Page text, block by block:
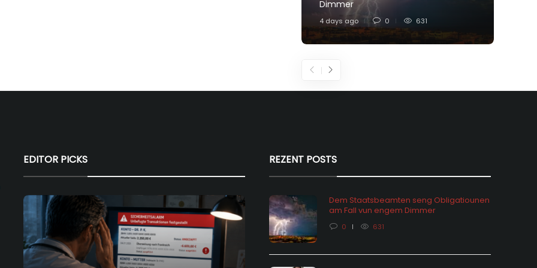
Dimmer
4 days ago 0 631
EDITOR PICKS REZENT POSTS
Dem Staatsbeamten seng Obligatiounen
am Fall vun engem Dimmer
0 631